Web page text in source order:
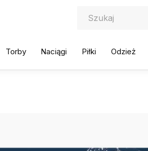
Torby Naciągi Piłki Odzież